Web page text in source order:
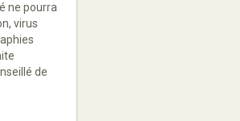
ne pourra
virus
de